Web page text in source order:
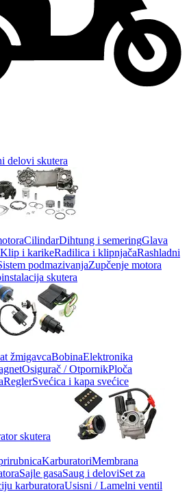
delovi skutera
CilindarDihtung i semeringGlava
Klip i karikeRadilica i klipnjačaRashladni
podmazivanjaZupčenje motora
skutera
žmigavcaBobinaElektronika
Osigurač / OtpornikPloča
ReglerSvećica i kapa svećice
skutera
KarburatoriMembrana
Sajle gasaSaug i deloviSet za
karburatoraUsisni / Lamelni ventil